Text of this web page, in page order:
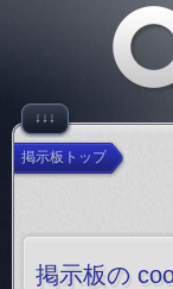
↓↓↓
掲示板トップ
掲示板の